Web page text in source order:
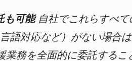
も可能自社でこれらすべて
語対応など）がない場合
業務を全面的に委託するこ